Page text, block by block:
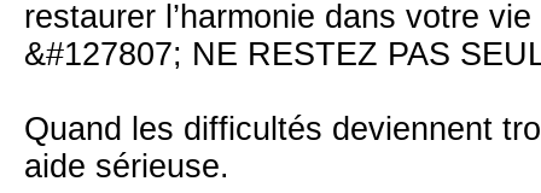
restaurer l’harmonie dans votre vie
&#127807; NE RESTEZ PAS
Quand les difficultés deviennent
aide sérieuse.